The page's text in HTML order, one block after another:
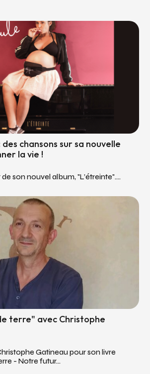
chansons sur sa nouvelle
la vie !
son nouvel album, "L’étreinte"....
terre" avec Christophe
Gatineau pour son livre
- Notre futur...